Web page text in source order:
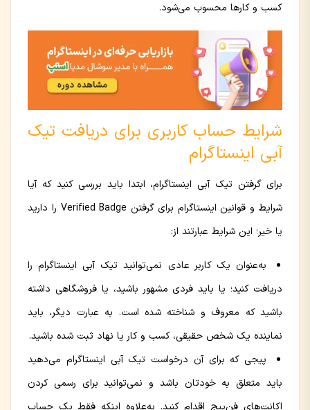
کسب و کارها محسوب می‌شود.
شرایط حساب کاربری برای دریافت تیک
آبی اینستاگرام
برای گرفتن تیک آبی اینستاگرام، ابتدا باید بررسی کنید که آیا
شرایط و قوانین اینستاگرام برای گرفتن Verified Badge را دارید
یا خیر؛ این شرایط عبارتند از:
به‌عنوان یک کاربر عادی نمی‌توانید تیک آبی اینستاگرام را
دریافت کنید؛ یا باید فردی مشهور باشید، یا فروشگاهی داشته
باشید که معروف و شناخته شده است. به عبارت دیگر، باید
نماینده یک شخص حقیقی، کسب و کار یا نهاد ثبت شده باشید.
پیجی که برای آن درخواست تیک آبی اینستاگرام می‌دهید
باید متعلق به خودتان باشد و نمی‌توانید برای رسمی کردن